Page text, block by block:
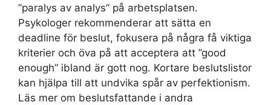
”paralys av analys” på arbetsplatsen.
Psykologer rekommenderar att sätta en
deadline för beslut, fokusera på några få viktiga
kriterier och öva på att acceptera att ”good
enough” ibland är gott nog. Kortare beslutslistor
kan hjälpa till att undvika spår av perfektionism.
Läs mer om beslutsfattande i andra